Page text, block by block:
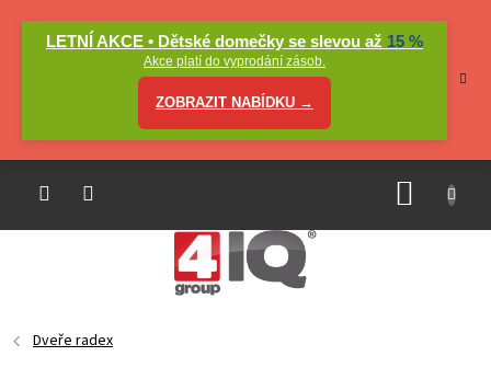
LETNÍ AKCE • Dětské domečky se slevou až 15 %
Akce platí do vyprodání zásob.
ZOBRAZIT NABÍDKU →
Dveře radex